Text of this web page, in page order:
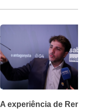
A experiência de Renan